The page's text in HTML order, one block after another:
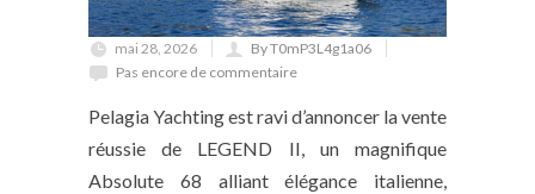
mai 28, 2026
By T0mP3L4g1a06
Pas encore de commentaire
Pelagia Yachting est ravi d’annoncer la vente
réussie de LEGEND II, un magnifique
Absolute 68 alliant élégance italienne,